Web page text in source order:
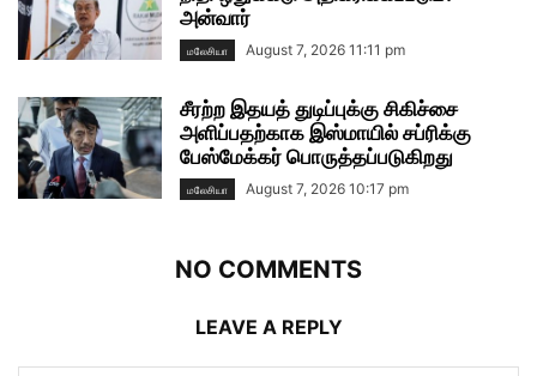
அன்வார்
மலேசியா August 7, 2026 11:11 pm
சீரற்ற இதயத் துடிப்புக்கு சிகிச்சை
அளிப்பதற்காக இஸ்மாயில் சப்ரிக்கு
பேஸ்மேக்கர் பொருத்தப்படுகிறது
மலேசியா August 7, 2026 10:17 pm
NO COMMENTS
LEAVE A REPLY